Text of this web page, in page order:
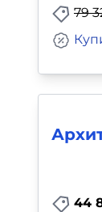
79
44